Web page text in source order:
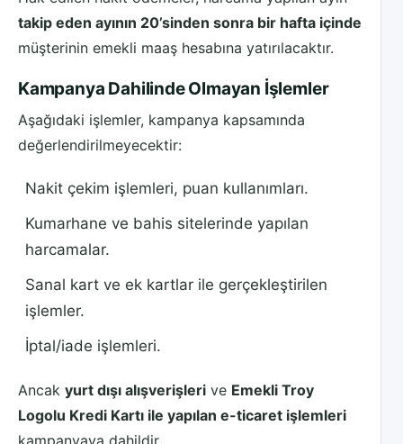
takip eden ayının 20’sinden sonra bir hafta içinde
müşterinin emekli maaş hesabına yatırılacaktır.
Kampanya Dahilinde Olmayan İşlemler
Aşağıdaki işlemler, kampanya kapsamında
değerlendirilmeyecektir:
Nakit çekim işlemleri, puan kullanımları.
Kumarhane ve bahis sitelerinde yapılan
harcamalar.
Sanal kart ve ek kartlar ile gerçekleştirilen
işlemler.
İptal/iade işlemleri.
Ancak yurt dışı alışverişleri ve Emekli Troy
Logolu Kredi Kartı ile yapılan e-ticaret işlemleri